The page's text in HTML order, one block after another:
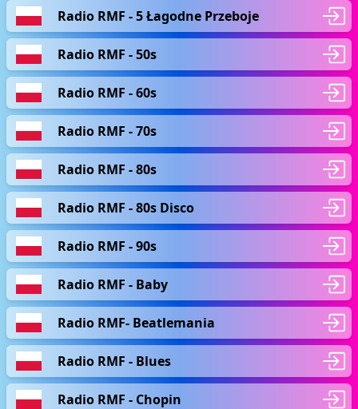
Radio RMF - 5 Łagodne Przeboje
Radio RMF - 50s
Radio RMF - 60s
Radio RMF - 70s
Radio RMF - 80s
Radio RMF - 80s Disco
Radio RMF - 90s
Radio RMF - Baby
Radio RMF- Beatlemania
Radio RMF - Blues
Radio RMF - Chopin